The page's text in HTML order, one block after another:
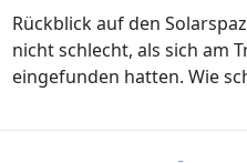
Rückblick auf den
nicht schlecht, als sich am
eingefunden hatten. Wie